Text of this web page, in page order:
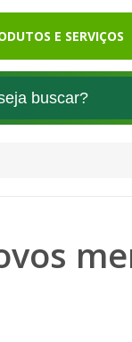
E SERVIÇOS